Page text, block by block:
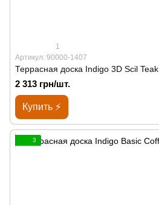
1
Артикул: 90000-1407
Террасная доска Indigo 3D Scil Teak
2 313 грн/шт.
Купить ⚡
3